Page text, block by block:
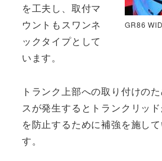
GR86
を工夫し、取付マ
ウントもスワンネ
ックタイプとして
います。
トランク上部への取り付けの
スが発生するとトランクリッ
を防止するために補強を施し
す。